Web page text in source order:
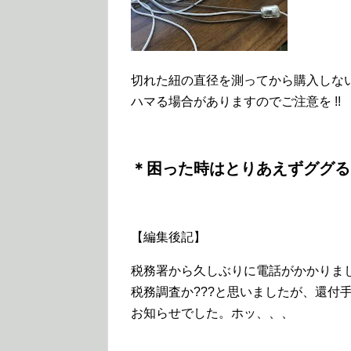
切れた紐の直径を測ってから購入しな
ハマる場合がありますのでご注意を !!
＊困った時はとりあえずググ
【編集後記】
税務署から久しぶりに電話がかかりま
税務調査か???と思いましたが、還付
お知らせでした。ホッ、、、